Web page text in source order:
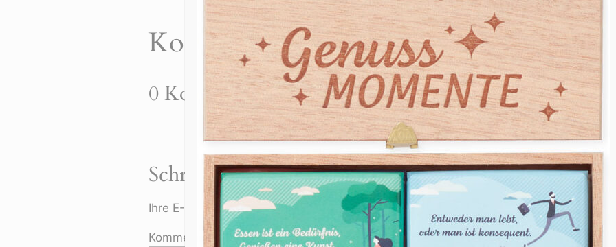
Kommentare
0 Kommentare zu „11535-Holzkiste-
Schreiben Sie einen Kommentar
Ihre E-Mail-Adresse wird nicht veröffentlicht. Erforderliche Felder sind mit*markiert
Kommentar